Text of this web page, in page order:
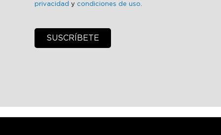
privacidad y condiciones de uso.